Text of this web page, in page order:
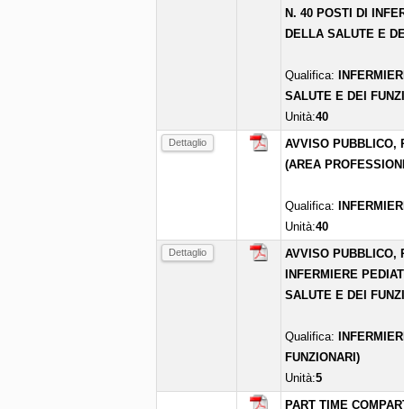
N. 40 POSTI DI
DELLA SALUTE E
Qualifica:
SALUTE E DEI
Unità:40
Dettaglio
AVVISO PUBBLICO,
(AREA
Qualifica:
Unità:40
Dettaglio
AVVISO PUBBLICO,
INFERMIERE
SALUTE E DEI
Qualifica:
FUNZIONARI)
Unità:5
PART TIME